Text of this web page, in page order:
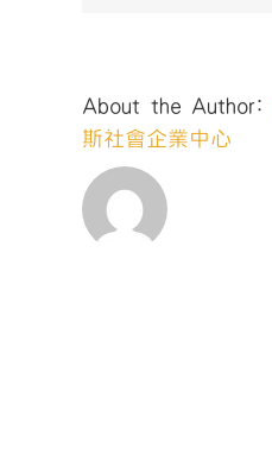
About the Author:
斯社會企業中心